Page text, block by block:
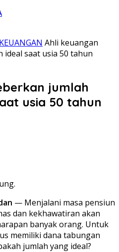
KEUANGAN Ahli keuangan
saat usia 50 tahun
jumlah
usia 50 tahun
— Menjalani masa pensiun
dan kekhawatiran akan
banyak orang. Untuk
memiliki dana tabungan
jumlah yang ideal?